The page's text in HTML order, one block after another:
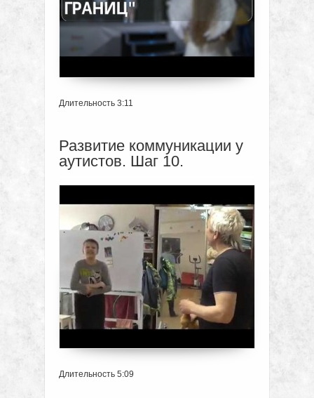
Длительность 3:11
Развитие коммуникации у
аутистов. Шаг 10.
Длительность 5:09